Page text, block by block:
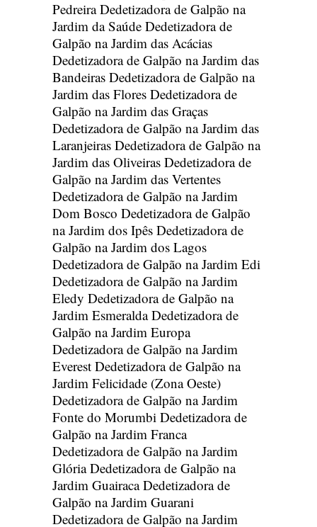
PedreiraDedetizadora de Galpão na
Jardim da Saúde Dedetizadora de
Galpão na Jardim das Acácias
Dedetizadora de Galpão na Jardim das
Bandeiras Dedetizadora de Galpão na
Jardim das Flores Dedetizadora de
Galpão na Jardim das Graças
Dedetizadora de Galpão na Jardim das
Laranjeiras Dedetizadora de Galpão na
Jardim das Oliveiras Dedetizadora de
Galpão na Jardim das Vertentes
Dedetizadora de Galpão na Jardim
Dom Bosco Dedetizadora de Galpão
na Jardim dos Ipês Dedetizadora de
Galpão na Jardim dos Lagos
Dedetizadora de Galpão na Jardim Edi
Dedetizadora de Galpão na Jardim
Eledy Dedetizadora de Galpão na
Jardim EsmeraldaDedetizadora de
Galpão na Jardim Europa
Dedetizadora de Galpão na Jardim
Everest Dedetizadora de Galpão na
Jardim Felicidade (Zona Oeste)
Dedetizadora de Galpão na Jardim
Fonte do Morumbi Dedetizadora de
Galpão na Jardim Franca
Dedetizadora de Galpão na Jardim
GlóriaDedetizadora de Galpão na
Jardim GuairacaDedetizadora de
Galpão na Jardim Guarani
Dedetizadora de Galpão na Jardim